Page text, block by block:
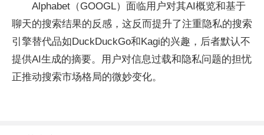
Alphabet（GOOGL）面临用户对其AI概览和基于
聊天的搜索结果的反感，这反而提升了注重隐私的搜索
引擎替代品如DuckDuckGo和Kagi的兴趣，后者默认不
提供AI生成的摘要。用户对信息过载和隐私问题的担忧
正推动搜索市场格局的微妙变化。